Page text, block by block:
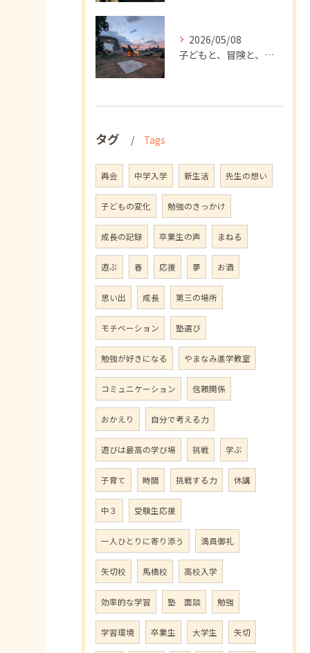
2026/05/08
子どもと、冒険と、学び
タグ Tags
再会 中学入学 新生活 先生の想い
子どもの変化 勉強のきっかけ
成長の記録 卒業生の声 まねる
遊ぶ 春 応援 夢 お酒
思い出 成長 第三の場所
モチベーション 塾選び
勉強が好きになる やまなみ進学教室
コミュニケーション 信頼関係
おかえり 自分で考える力
遊びは最高の学び場 挑戦 学ぶ
子育て 時間 挑戦する力 休講
中３ 受験生応援
一人ひとりに寄り添う 満員御礼
矢切校 馬橋校 高校入学
効率的な学習 塾 面談 勉強
学習環境 卒業生 大学生 矢切